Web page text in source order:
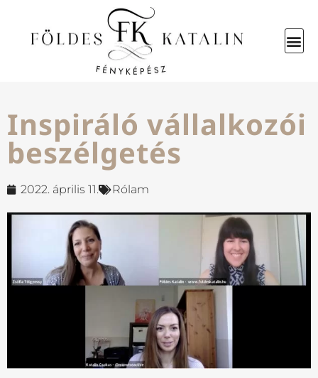
Inspiráló vállalkozói
beszélgetés
2022. április 11. Rólam